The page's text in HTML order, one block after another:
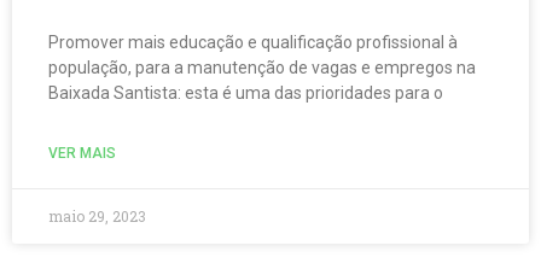
Promover mais educação e qualificação profissional à
população, para a manutenção de vagas e empregos na
Baixada Santista: esta é uma das prioridades para o
VER MAIS
maio 29, 2023